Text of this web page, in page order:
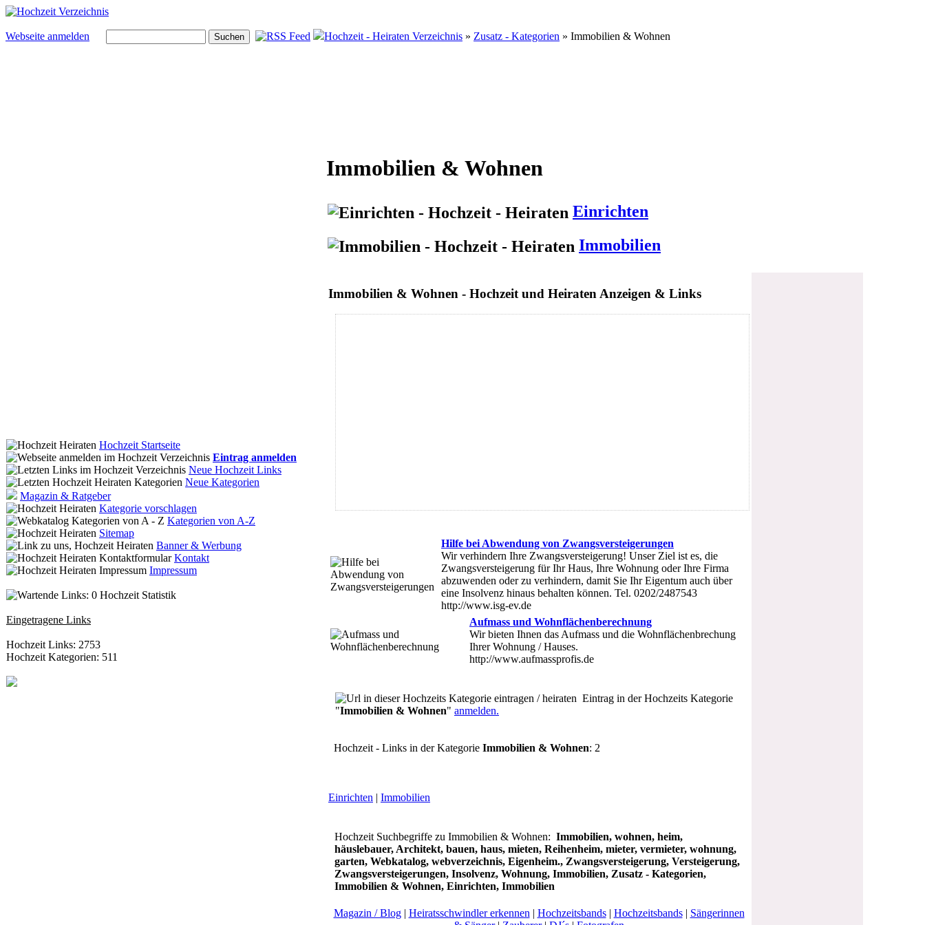
Webseite anmelden Hochzeit - Heiraten Verzeichnis » Zusatz - Kategorien » Immobilien & Wohnen
Hochzeit Startseite
Eintrag anmelden
Neue Hochzeit Links
Neue Kategorien
Magazin & Ratgeber
Kategorie vorschlagen
Kategorien von A-Z
Sitemap
Banner & Werbung
Kontakt
Impressum
Hochzeit Statistik
Eingetragene Links
Hochzeit Links: 2753
Hochzeit Kategorien: 511
Immobilien & Wohnen
Einrichten
Immobilien
Immobilien & Wohnen - Hochzeit und Heiraten Anzeigen & Links
Hilfe bei Abwendung von Zwangsversteigerungen
Wir verhindern Ihre Zwangsversteigerung! Unser Ziel ist es, die
Zwangsversteigerung für Ihr Haus, Ihre Wohnung oder Ihre Firma
abzuwenden oder zu verhindern, damit Sie Ihr Eigentum auch über
eine Insolvenz hinaus behalten können. Tel. 0202/2487543
http://www.isg-ev.de
Aufmass und Wohnflächenberechnung
Wir bieten Ihnen das Aufmass und die Wohnflächenbrechung
Ihrer Wohnung / Hauses.
http://www.aufmassprofis.de
Eintrag in der Hochzeits Kategorie
"Immobilien & Wohnen" anmelden.
Hochzeit - Links in der Kategorie Immobilien & Wohnen: 2
Einrichten | Immobilien
Hochzeit Suchbegriffe zu Immobilien & Wohnen: Immobilien, wohnen, heim,
häuslebauer, Architekt, bauen, haus, mieten, Reihenheim, mieter, vermieter, wohnung,
garten, Webkatalog, webverzeichnis, Eigenheim., Zwangsversteigerung, Versteigerung,
Zwangsversteigerungen, Insolvenz, Wohnung, Immobilien, Zusatz - Kategorien,
Immobilien & Wohnen, Einrichten, Immobilien
Magazin / Blog| Heiratsschwindler erkennen | Hochzeitsbands| Hochzeitsbands| Sängerinnen